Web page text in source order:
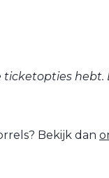
hebt.
Bekijk dan